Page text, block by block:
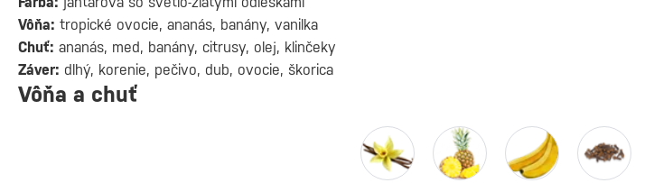
Vôňa: tropické ovocie, ananás, banány, vanilka
Chuť: ananás, med, banány, citrusy, olej, klinčeky
Záver: dlhý, korenie, pečivo, dub, ovocie, škorica
Vôňa a chuť